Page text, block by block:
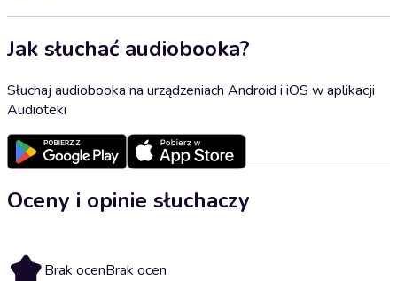
Jak słuchać audiobooka?
Słuchaj audiobooka na urządzeniach Android i iOS w aplikacji
Audioteki
Oceny i opinie słuchaczy
Brak ocenBrak ocen